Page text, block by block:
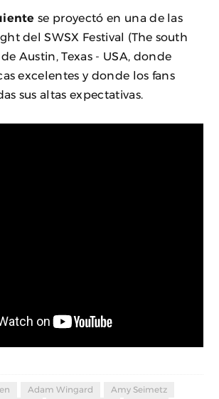
se proyectó en una de las
del SWSX Festival (The south
Austin, Texas - USA, donde
excelentes y donde los fans
sus altas expectativas.
Adam Wingard Amy Seimetz